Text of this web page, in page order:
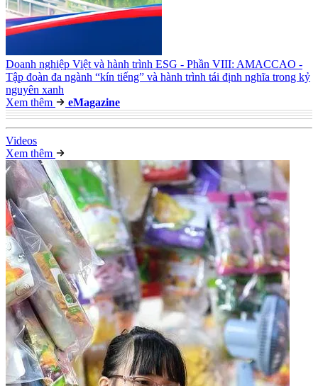
Doanh nghiệp Việt và hành trình ESG - Phần VIII: AMACCAO -
Tập đoàn đa ngành “kín tiếng” và hành trình tái định nghĩa trong kỷ
nguyên xanh
Xem thêm
eMagazine
Videos
Xem thêm